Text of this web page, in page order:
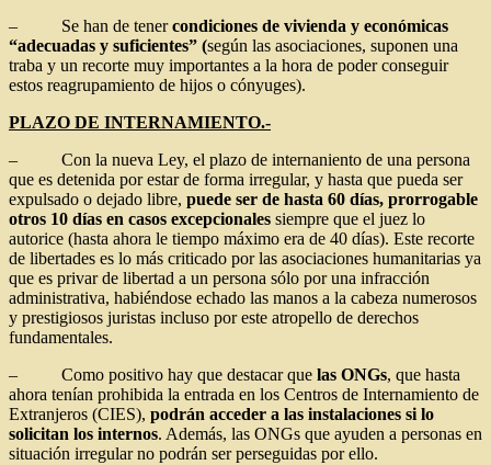
– Se han de tenercondiciones de vivienda y económicas
“adecuadas y suficientes” (según las asociaciones, suponen una
traba y un recorte muy importantes a la hora de poder conseguir
estos reagrupamiento de hijos o cónyuges).
PLAZO DE INTERNAMIENTO.-
– Con la nueva Ley, el plazo de internaniento de una persona
que es detenida por estar de forma irregular, y hasta que pueda ser
expulsado o dejado libre, puede ser de hasta 60 días, prorrogable
otros 10 días en casos excepcionales siempre que el juez lo
autorice (hasta ahora le tiempo máximo era de 40 días). Este recorte
de libertades es lo más criticado por las asociaciones humanitarias ya
que es privar de libertad a un persona sólo por una infracción
administrativa, habiéndose echado las manos a la cabeza numerosos
y prestigiosos juristas incluso por este atropello de derechos
fundamentales.
– Como positivo hay que destacar que las ONGs, que hasta
ahora tenían prohibida la entrada en los Centros de Internamiento de
Extranjeros (CIES), podrán acceder a las instalaciones si lo
solicitan los internos. Además, las ONGs que ayuden a personas en
situación irregular no podrán ser perseguidas por ello.